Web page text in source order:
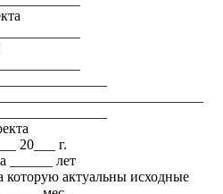
20___ г.
______ лет
актуальны исходные